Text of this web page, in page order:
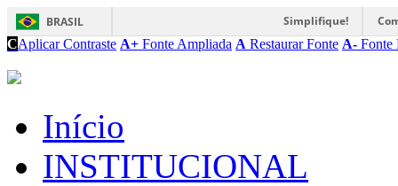
BRASIL Simplifique!
CAplicar Contraste A+ Fonte Ampliada A Restaurar Fonte A- Fonte
Início
INSTITUCIONAL